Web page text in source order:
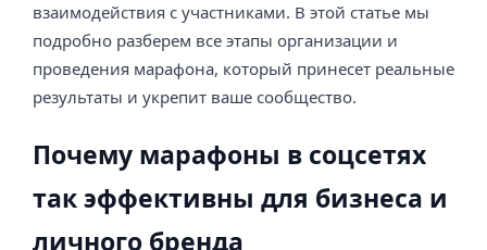
взаимодействия с участниками. В этой статье мы
подробно разберем все этапы организации и
проведения марафона, который принесет реальные
результаты и укрепит ваше сообщество.
Почему марафоны в соцсетях
так эффективны для бизнеса и
личного бренда